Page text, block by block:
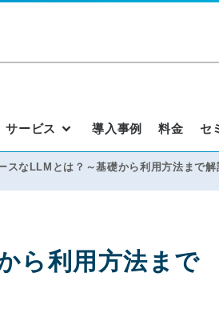
サービス 導入事例 料金 セ
スなLLMとは？～基礎から利用方法まで解
ら利用方法まで